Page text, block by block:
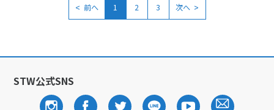
< 前へ 1 2 3 次へ >
STW公式SNS